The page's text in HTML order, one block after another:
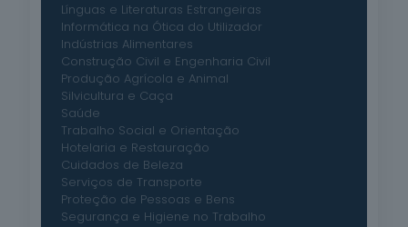
Línguas e Literaturas Estrangeiras
Informática na Ótica do Utilizador
Indústrias Alimentares
Construção Civil e Engenharia Civil
Produção Agrícola e Animal
Silvicultura e Caça
Saúde
Trabalho Social e Orientação
Hotelaria e Restauração
Cuidados de Beleza
Serviços de Transporte
Proteção de Pessoas e Bens
Segurança e Higiene no Trabalho